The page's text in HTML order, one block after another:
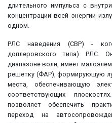
длительного импульса с
концентрации всей энергии
одном.
РЛС наведения (СВР) -
доплеровского типа) РЛС.
диапазоне волн, имеет
решетку (ФАР), формирующую
места, обеспечивающую
соответствующих
позволяет обеспечить
переход на